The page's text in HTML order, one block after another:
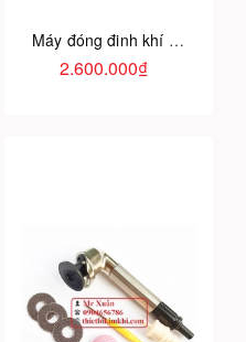
Máy đóng đinh khí nén Air Palm
2.600.000₫